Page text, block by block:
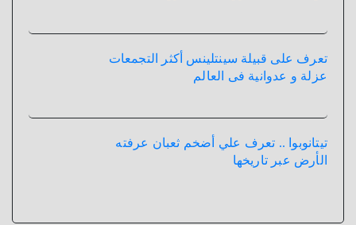
تعرف على قبيلة سينتلينس أكثر التجمعات
عزلة و عدوانية فى العالم
تيتانوبوا .. تعرف علي أضخم ثعبان عرفته
الأرض عبر تاريخها